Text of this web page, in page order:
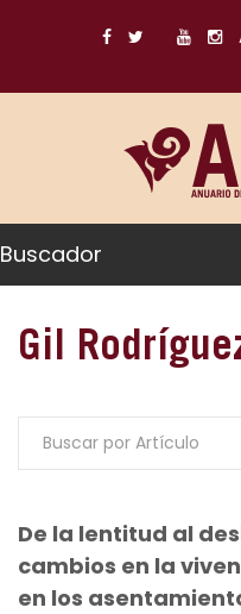
Buscador
Gil
De la lentitud al
cambios en la
en los